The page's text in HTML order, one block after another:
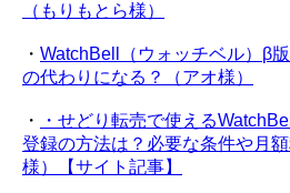
（もりもとら様）
・ WatchBell（ウォッチベル）β
の代わりになる？（アオ様）
・
・せどり転売で使える
登録の方法は？必要な条件や月
様）【サイト記事】